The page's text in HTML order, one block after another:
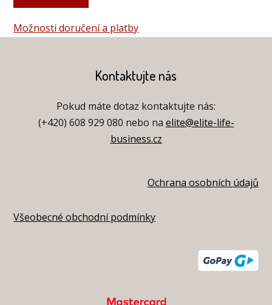
Možnosti doručení a platby
Kontaktujte nás
Pokud máte dotaz kontaktujte nás:
(+420) 608 929 080 nebo na elite@elite-life-
business.cz
Ochrana osobních údajů
Všeobecné obchodní podmínky